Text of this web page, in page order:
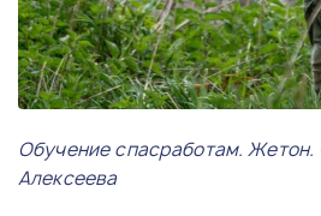
Обучение спасработам. Жетон.
Алексеева